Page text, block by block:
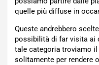
quelle più diffuse in
Queste andrebbero
possibilità di far visita ai
tale categoria troviamo il
solitamente per rendere